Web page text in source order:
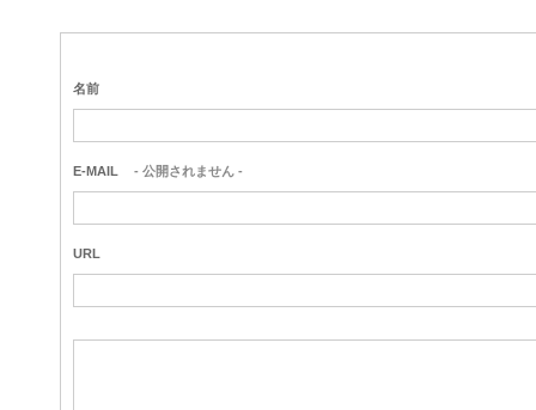
名前
E-MAIL - 公開されません -
URL